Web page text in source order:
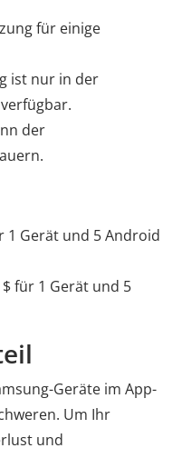
für einige
ist nur in der
der
1 Gerät und 5 Android
$ für 1 Gerät und 5
Geräte im App-
Um Ihr
und